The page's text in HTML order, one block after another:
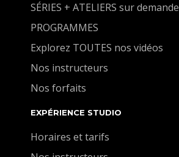
SÉRIES + ATELIERS sur demande
PROGRAMMES
Explorez TOUTES nos vidéos
Nos instructeurs
Nos forfaits
EXPÉRIENCE STUDIO
Horaires et tarifs